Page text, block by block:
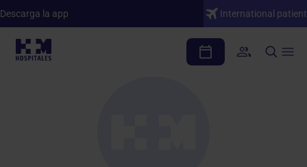
Descarga la app International patient
Cuadro médico